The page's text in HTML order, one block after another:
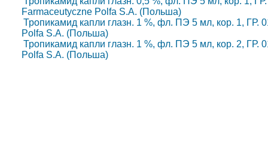
Farmaceutyczne Polfa S.A. (Польша)
Тропикамид капли глазн. 1 %, фл. ПЭ 5 мл, кор. 1, ГР.
Polfa S.A. (Польша)
Тропикамид капли глазн. 1 %, фл. ПЭ 5 мл, кор. 2, ГР.
Polfa S.A. (Польша)